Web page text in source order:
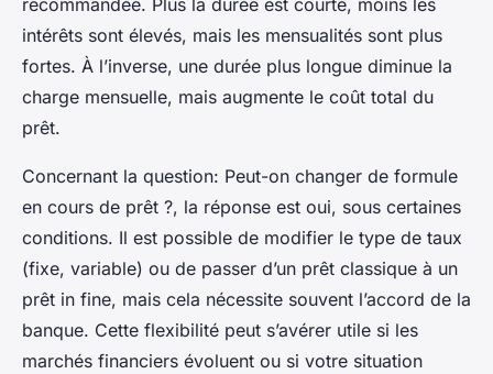
recommandée. Plus la durée est courte, moins les
intérêts sont élevés, mais les mensualités sont plus
fortes. À l’inverse, une durée plus longue diminue la
charge mensuelle, mais augmente le coût total du
prêt.
Concernant la question: Peut-on changer de formule
en cours de prêt ?, la réponse est oui, sous certaines
conditions. Il est possible de modifier le type de taux
(fixe, variable) ou de passer d’un prêt classique à un
prêt in fine, mais cela nécessite souvent l’accord de la
banque. Cette flexibilité peut s’avérer utile si les
marchés financiers évoluent ou si votre situation